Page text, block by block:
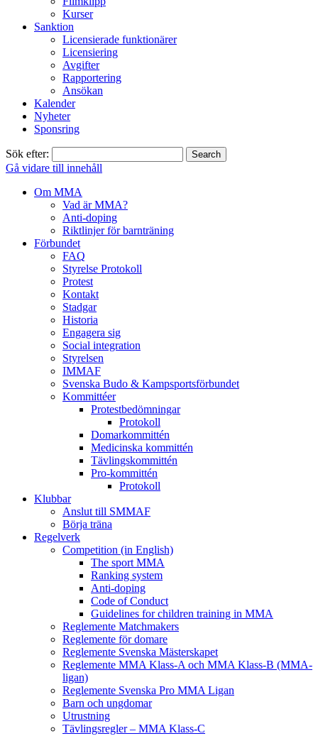
Kurser
Sanktion
Licensierade funktionärer
Licensiering
Avgifter
Rapportering
Ansökan
Kalender
Nyheter
Sponsring
Sök efter:
Gå vidare till innehåll
Om MMA
Vad är MMA?
Anti-doping
Riktlinjer för barnträning
Förbundet
FAQ
Styrelse Protokoll
Protest
Kontakt
Stadgar
Historia
Engagera sig
Social integration
Styrelsen
IMMAF
Svenska Budo & Kampsportsförbundet
Kommittéer
Protestbedömningar
Protokoll
Domarkommittén
Medicinska kommittén
Tävlingskommittén
Pro-kommittén
Protokoll
Klubbar
Anslut till SMMAF
Börja träna
Regelverk
Competition (in English)
The sport MMA
Ranking system
Anti-doping
Code of Conduct
Guidelines for children training in MMA
Reglemente Matchmakers
Reglemente för domare
Reglemente Svenska Mästerskapet
Reglemente MMA Klass-A och MMA Klass-B (MMA-
ligan)
Reglemente Svenska Pro MMA Ligan
Barn och ungdomar
Utrustning
Tävlingsregler – MMA Klass-C